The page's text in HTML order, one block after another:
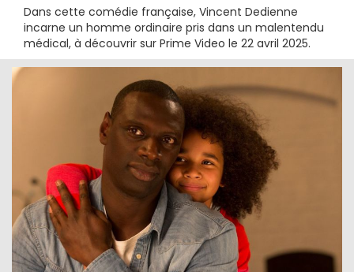
Dans cette comédie française, Vincent Dedienne
incarne un homme ordinaire pris dans un malentendu
médical, à découvrir sur Prime Video le 22 avril 2025.